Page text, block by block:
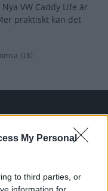
My Personal
to third parties, or
information for
VW Caddy Life är
praktiskt kan det
(18)